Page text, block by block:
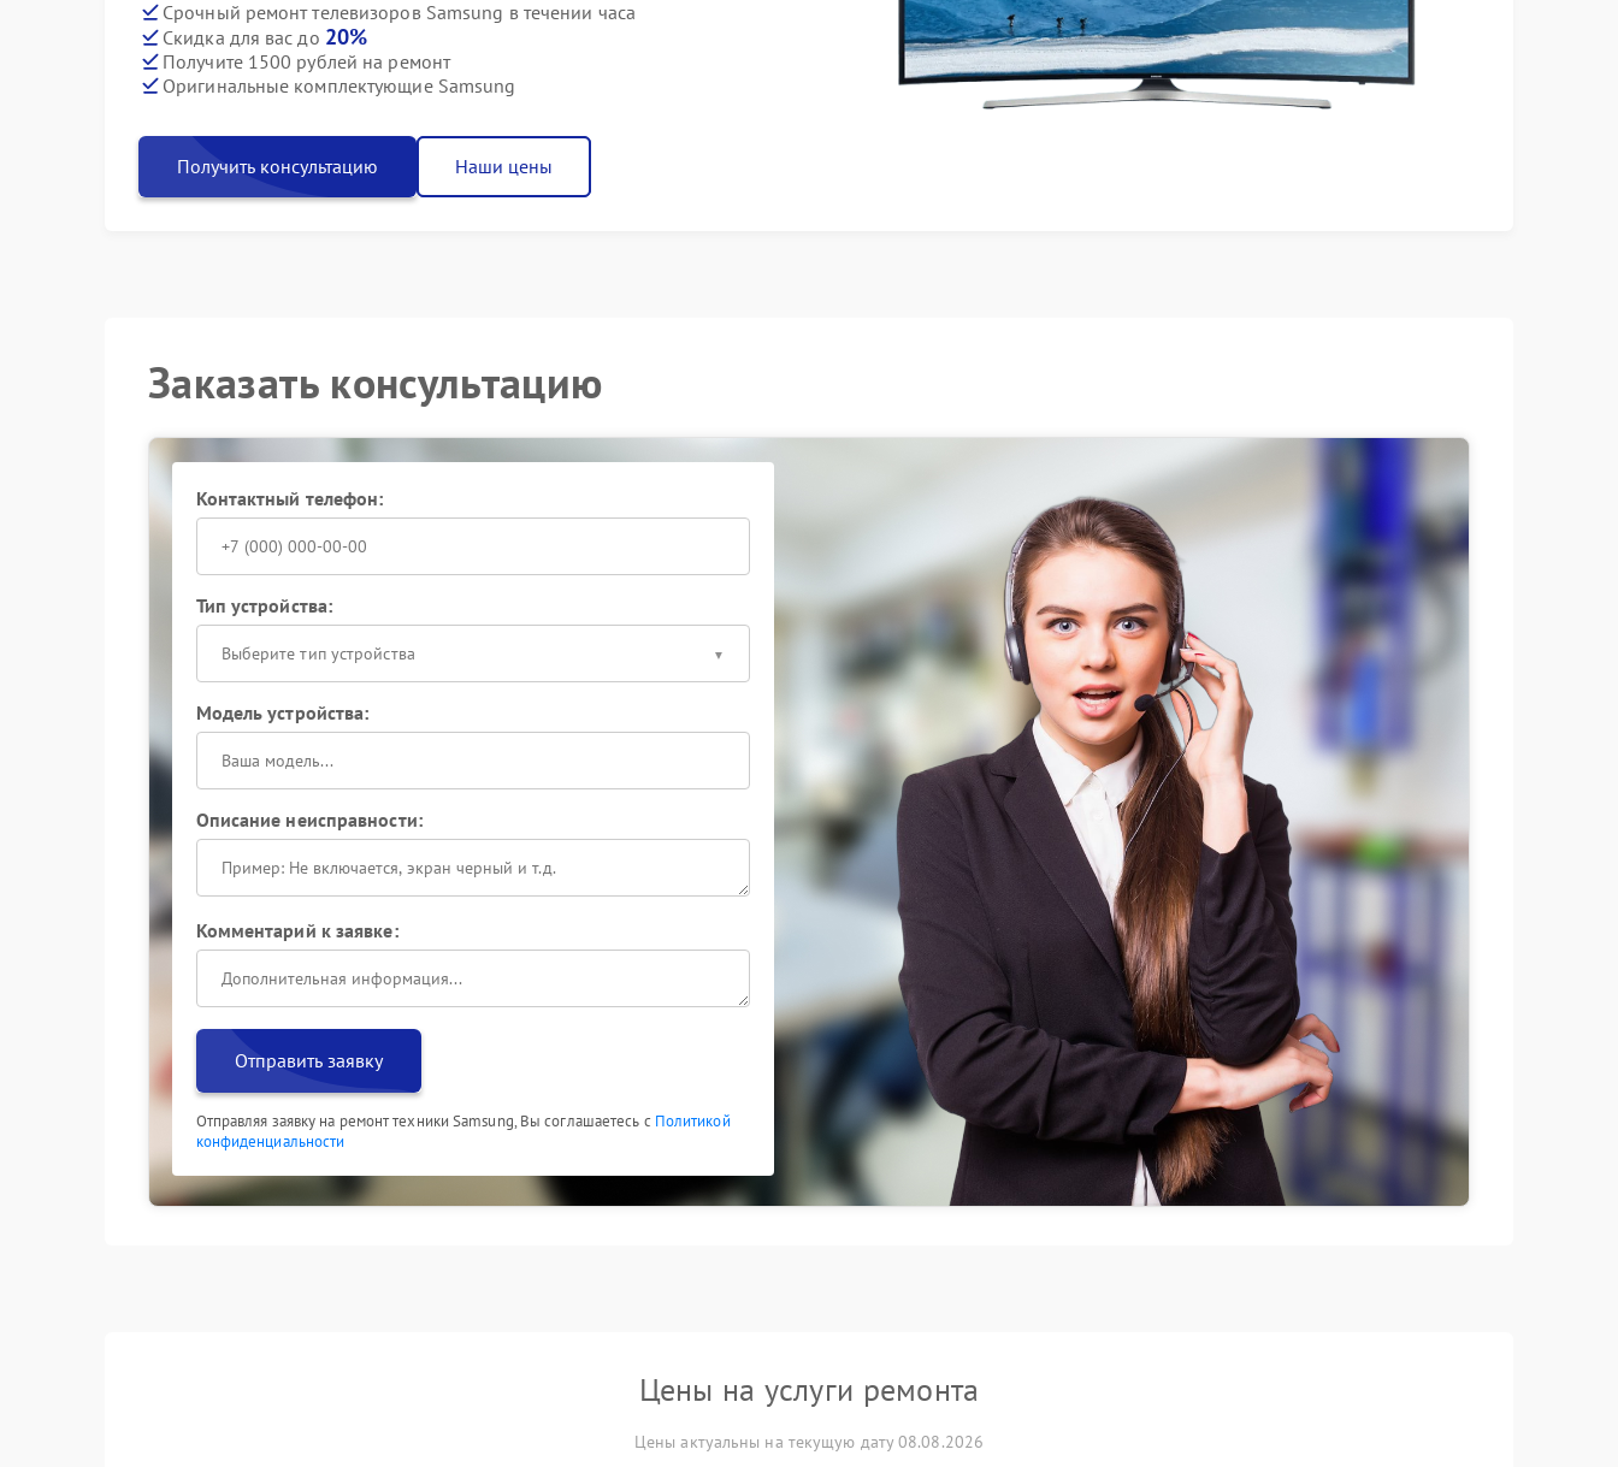
Срочный ремонт телевизоров Samsung в течении часа
Скидка для вас до 20%
Получите 1500 рублей на ремонт
Оригинальные комплектующие Samsung
Получить консультацию Наши цены
Заказать консультацию
Контактный телефон:
Тип устройства:
Выберите тип устройства
Модель устройства:
Описание неисправности:
Комментарий к заявке:
Отправить заявку
Отправляя заявку на ремонт техники Samsung, Вы соглашаетесь с Политикой
конфиденциальности
Цены на услуги ремонта
Цены актуальны на текущую дату 08.08.2026